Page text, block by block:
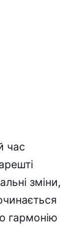
час
зміни,
гармонію